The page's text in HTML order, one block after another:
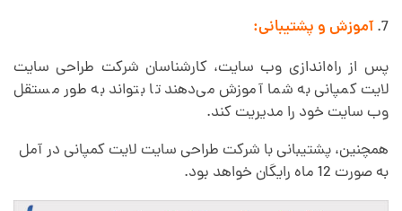
آموزش و پشتیبانی:
پس از راه‌اندازی وب سایت، کارشناسان شرکت طراحی سایت
لایت کمپانی به شما آموزش می‌دهند تا بتواند به طور مستقل
وب سایت خود را مدیریت کند.
همچنین، پشتیبانی با شرکت طراحی سایت لایت کمپانی در آمل
به صورت 12 ماه رایگان خواهد بود.